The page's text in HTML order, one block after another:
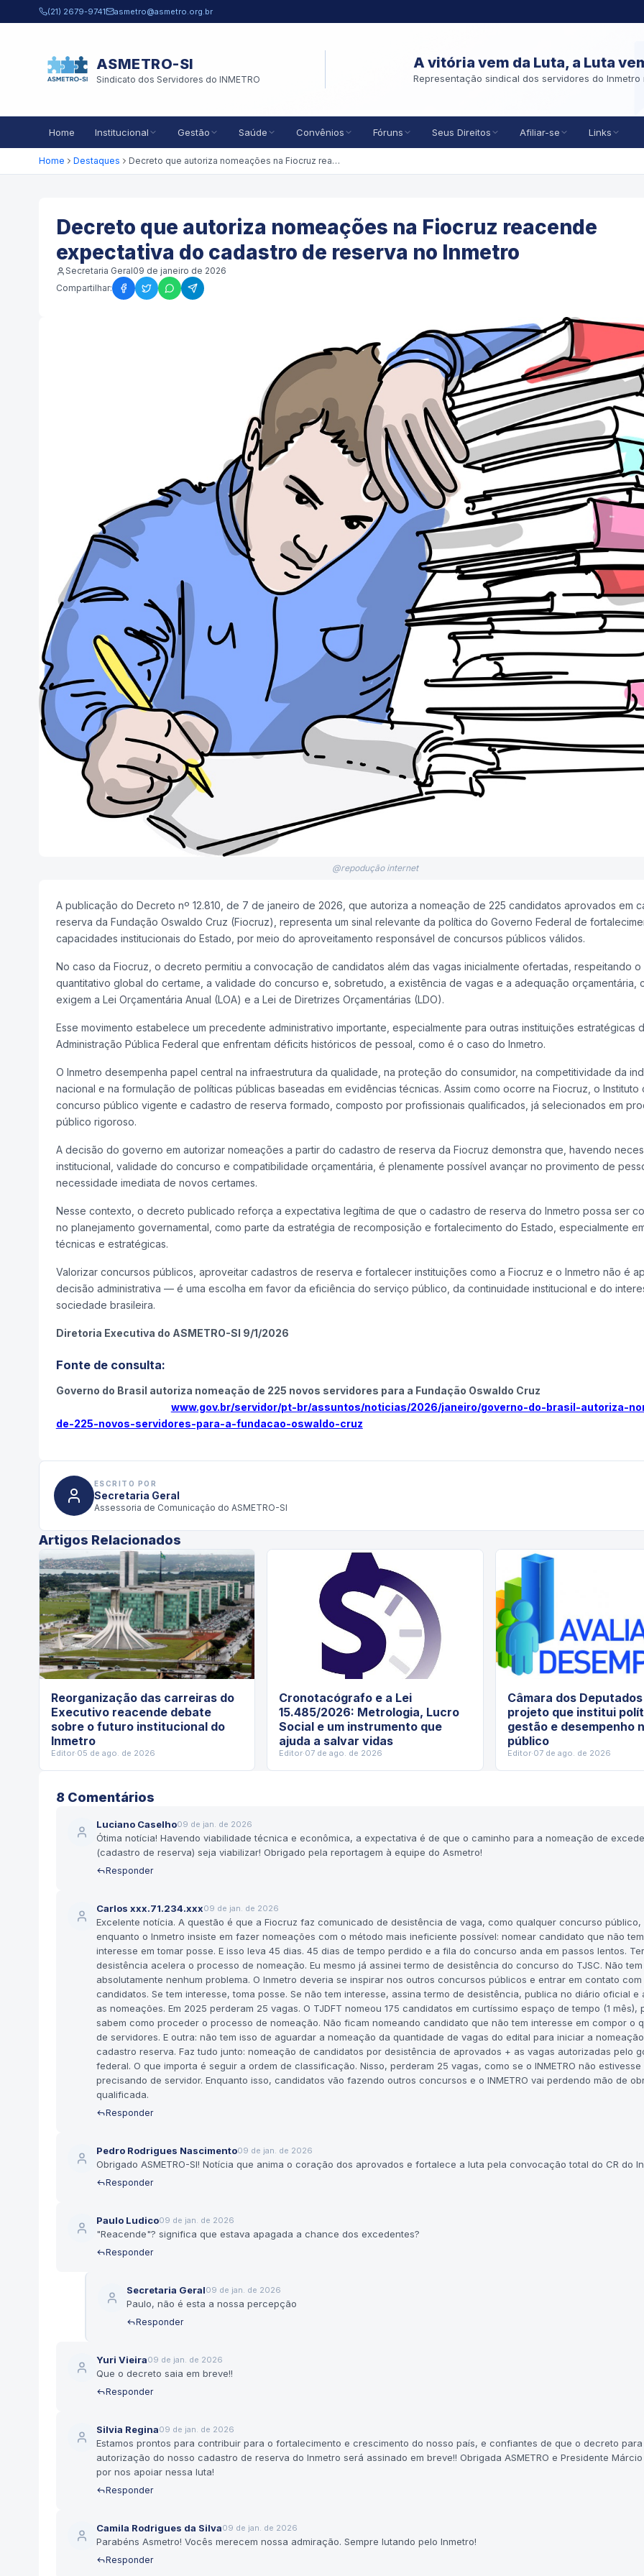
Pular para o conteúdo principal
(21) 2679-9741 asmetro@asmetro.org.br
ASMETRO-SI
Sindicato dos Servidores do INMETRO
A vitória vem da Luta, a Luta
Representação sindical dos servidores do Inmetro
Home Institucional Gestão Saúde Convênios Fóruns Seus Direitos Afiliar-se Links
Home Destaques Decreto que autoriza nomeações na Fiocruz reacende expectativa do cadastro de reserva no Inmetro
Decreto que autoriza nomeações na Fiocruz reacende
expectativa do cadastro de reserva no Inmetro
Secretaria Geral09 de janeiro de 2026
Compartilhar:
@repodução internet
A publicação do Decreto nº 12.810, de 7 de janeiro de 2026, que autoriza a nomeação de 225 candidatos aprovados em
reserva da Fundação Oswaldo Cruz (Fiocruz), representa um sinal relevante da política do Governo Federal de
capacidades institucionais do Estado, por meio do aproveitamento responsável de concursos públicos válidos.
No caso da Fiocruz, o decreto permitiu a convocação de candidatos além das vagas inicialmente ofertadas, respeitando o
quantitativo global do certame, a validade do concurso e, sobretudo, a existência de vagas e a adequação orçamentária,
exigem a Lei Orçamentária Anual (LOA) e a Lei de Diretrizes Orçamentárias (LDO).
Esse movimento estabelece um precedente administrativo importante, especialmente para outras instituições estratégicas
Administração Pública Federal que enfrentam déficits históricos de pessoal, como é o caso do Inmetro.
O Inmetro desempenha papel central na infraestrutura da qualidade, na proteção do consumidor, na competitividade da
nacional e na formulação de políticas públicas baseadas em evidências técnicas. Assim como ocorre na Fiocruz, o Instituto
concurso público vigente e cadastro de reserva formado, composto por profissionais qualificados, já selecionados em
público rigoroso.
A decisão do governo em autorizar nomeações a partir do cadastro de reserva da Fiocruz demonstra que, havendo
institucional, validade do concurso e compatibilidade orçamentária, é plenamente possível avançar no provimento de
necessidade imediata de novos certames.
Nesse contexto, o decreto publicado reforça a expectativa legítima de que o cadastro de reserva do Inmetro possa ser
no planejamento governamental, como parte da estratégia de recomposição e fortalecimento do Estado, especialmente
técnicas e estratégicas.
Valorizar concursos públicos, aproveitar cadastros de reserva e fortalecer instituições como a Fiocruz e o Inmetro não é
decisão administrativa — é uma escolha em favor da eficiência do serviço público, da continuidade institucional e do
sociedade brasileira.
Diretoria Executiva do ASMETRO-SI 9/1/2026
Fonte de consulta:
Governo do Brasil autoriza nomeação de 225 novos servidores para a Fundação Oswaldo Cruz
www.gov.br/servidor/pt-br/assuntos/noticias/2026/janeiro/governo-do-brasil-autoriza-
de-225-novos-servidores-para-a-fundacao-oswaldo-cruz
ESCRITO POR
Secretaria Geral
Assessoria de Comunicação do ASMETRO-SI
Artigos Relacionados
Reorganização das carreiras do
Executivo reacende debate
sobre o futuro institucional do
Inmetro
Editor·05 de ago. de 2026
Cronotacógrafo e a Lei
15.485/2026: Metrologia, Lucro
Social e um instrumento que
ajuda a salvar vidas
Editor·07 de ago. de 2026
Câmara dos
projeto que institui
gestão e desempenho
público
Editor·07 de ago. de 2026
8 Comentários
Luciano Caselho09 de jan. de 2026
Ótima notícia! Havendo viabilidade técnica e econômica, a expectativa é de que o caminho para a nomeação de
(cadastro de reserva) seja viabilizar! Obrigado pela reportagem à equipe do Asmetro!
Responder
Carlos xxx.71.234.xxx09 de jan. de 2026
Excelente notícia. A questão é que a Fiocruz faz comunicado de desistência de vaga, como qualquer concurso público,
enquanto o Inmetro insiste em fazer nomeações com o método mais ineficiente possível: nomear candidato que não tem
interesse em tomar posse. E isso leva 45 dias. 45 dias de tempo perdido e a fila do concurso anda em passos lentos.
desistência acelera o processo de nomeação. Eu mesmo já assinei termo de desistência do concurso do TJSC. Não tem
absolutamente nenhum problema. O Inmetro deveria se inspirar nos outros concursos públicos e entrar em contato com
candidatos. Se tem interesse, toma posse. Se não tem interesse, assina termo de desistência, publica no diário oficial e
as nomeações. Em 2025 perderam 25 vagas. O TJDFT nomeou 175 candidatos em curtíssimo espaço de tempo (1 mês),
sabem como proceder o processo de nomeação. Não ficam nomeando candidato que não tem interesse em compor o
de servidores. E outra: não tem isso de aguardar a nomeação da quantidade de vagas do edital para iniciar a
cadastro reserva. Faz tudo junto: nomeação de candidatos por desistência de aprovados + as vagas autorizadas pelo
federal. O que importa é seguir a ordem de classificação. Nisso, perderam 25 vagas, como se o INMETRO não estivesse
precisando de servidor. Enquanto isso, candidatos vão fazendo outros concursos e o INMETRO vai perdendo mão de
qualificada.
Responder
Pedro Rodrigues Nascimento09 de jan. de 2026
Obrigado ASMETRO-SI! Notícia que anima o coração dos aprovados e fortalece a luta pela convocação total do CR do
Responder
Paulo Ludico09 de jan. de 2026
"Reacende"? significa que estava apagada a chance dos excedentes?
Responder
Secretaria Geral09 de jan. de 2026
Paulo, não é esta a nossa percepção
Responder
Yuri Vieira09 de jan. de 2026
Que o decreto saia em breve!!
Responder
Silvia Regina09 de jan. de 2026
Estamos prontos para contribuir para o fortalecimento e crescimento do nosso país, e confiantes de que o decreto para
autorização do nosso cadastro de reserva do Inmetro será assinado em breve!! Obrigada ASMETRO e Presidente
por nos apoiar nessa luta!
Responder
Camila Rodrigues da Silva09 de jan. de 2026
Parabéns Asmetro! Vocês merecem nossa admiração. Sempre lutando pelo Inmetro!
Responder